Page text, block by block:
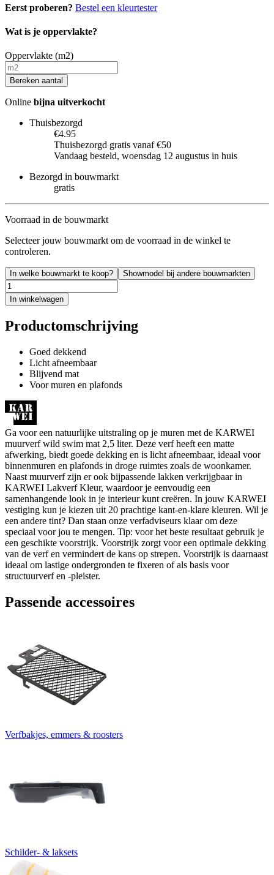
Eerst proberen? Bestel een kleurtester
Wat is je oppervlakte?
Oppervlakte (m2)
Bereken aantal
Online bijna uitverkocht
Thuisbezorgd
€4.95
Thuisbezorgd gratis vanaf €50
Vandaag besteld, woensdag 12 augustus in huis
Bezorgd in bouwmarkt
gratis
Voorraad in de bouwmarkt
Selecteer jouw bouwmarkt om de voorraad in de winkel te
controleren.
In welke bouwmarkt te koop? Showmodel bij andere bouwmarkten
In winkelwagen
Productomschrijving
Goed dekkend
Licht afneembaar
Blijvend mat
Voor muren en plafonds
Ga voor een natuurlijke uitstraling op je muren met de KARWEI
muurverf wild swim mat 2,5 liter. Deze verf heeft een matte
afwerking, biedt goede dekking en is licht afneembaar, ideaal voor
binnenmuren en plafonds in droge ruimtes zoals de woonkamer.
Naast muurverf zijn er ook bijpassende lakken verkrijgbaar in
KARWEI Lakverf Kleur, waardoor je eenvoudig een
samenhangende look in je interieur kunt creëren. In jouw KARWEI
vestiging kun je kiezen uit 20 prachtige kant-en-klare kleuren. Wil je
een andere tint? Dan staan onze verfadviseurs klaar om deze
speciaal voor jou te mengen. Tip: voor het beste resultaat gebruik je
een geschikte voorstrijk. Voorstrijk zorgt voor een optimale dekking
van de verf en vermindert de kans op strepen. Voorstrijk is daarnaast
ideaal om lastige ondergronden te fixeren of als basis voor
structuurverf en -pleister.
Passende accessoires
Verfbakjes, emmers & roosters
Schilder- & laksets